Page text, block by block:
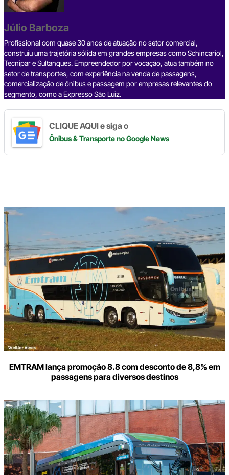
o
o
k
s
Júlio Barboza
Profissional com quase 30 anos de atuação no setor comercial,
construiu uma trajetória sólida em grandes empresas como Schincariol,
Tecnipar e Sultanques. Empreendedor por vocação, atua também no
setor de transportes, com experiência na venda de passagens,
comercialização de ônibus e passagem por empresas relevantes do
segmento, como a Expresso São Luiz.
CLIQUE AQUI e siga o
Ônibus & Transporteno Google News
EMTRAM lança promoção 8.8 com desconto de 8,8% em
passagens para diversos destinos
Digite
aqui
o
seu
e-
mail